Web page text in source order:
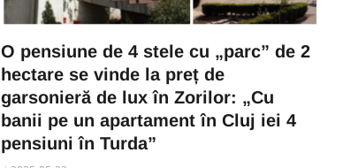
O pensiune de 4 stele cu „parc” de 2
hectare se vinde la preț de
garsonieră de lux în Zorilor: „Cu
banii pe un apartament în Cluj iei 4
pensiuni în Turda”